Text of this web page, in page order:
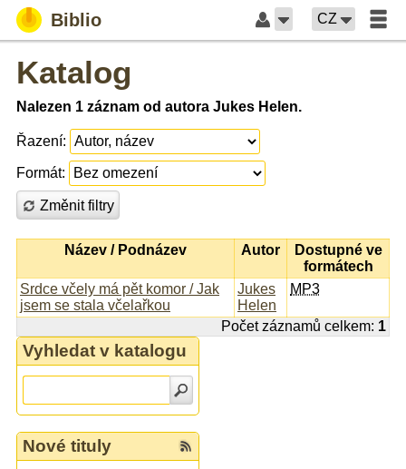
Biblio CZ
Katalog
Nalezen 1 záznam od autora Jukes Helen.
Řazení:
Formát:
Změnit filtry
Název / Podnázev Autor
Dostupné ve
formátech
Srdce včely má pět komor / Jak
jsem se stala včelařkou
Jukes
Helen
MP3
Počet záznamů celkem: 1
Vyhledat v katalogu
Nové tituly